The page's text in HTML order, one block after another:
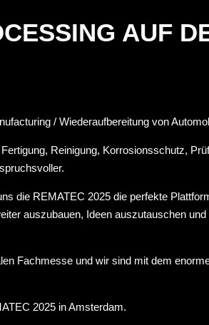
AUF
/ Wiederaufbereitung von
Reinigung, Korrosionsschutz,
die REMATEC 2025 die perfekte
auszubauen, Ideen auszutauschen
Fachmesse und wir sind mit dem
2025 in Amsterdam.